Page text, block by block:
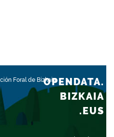
Foral de BizkaiaOPENDATA.
BIZKAIA
.EUS